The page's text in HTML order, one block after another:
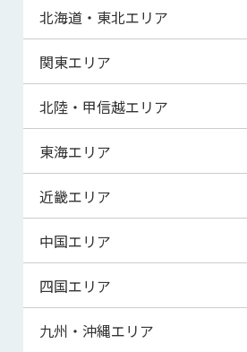
北海道・東北エリア
北海道
青森県
宮城県
秋田県
山形県
関東エリア
東京都
神奈川県
埼玉県
千葉県
茨城県
群馬県
北陸・甲信越エリア
新潟県
富山県
福井県
山梨県
東海エリア
岐阜県
静岡県
三重県
近畿エリア
滋賀県
京都府
大阪府
中国エリア
鳥取県
島根県
四国エリア
徳島県
九州・沖縄エリア